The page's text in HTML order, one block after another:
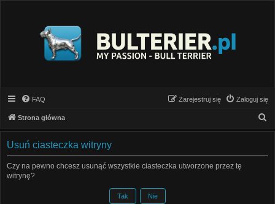
FAQ Zaloguj się
Zarejestruj się
Strona główna
z
Usuń ciasteczka witryny
Czy na pewno chcesz usunąć wszystkie ciasteczka utworzone przez tę
witrynę?